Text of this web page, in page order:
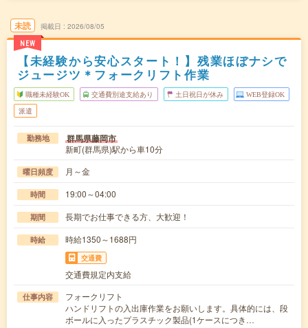
未読
NEW
掲載日 2026/08/05
【未経験から安心スタート！】残業ほぼナシで
ジュージツ＊フォークリフト作業
職種未経験OK 交通費別途支給あり 土日祝日が休み WEB登録OK
派遣
勤務地 群馬県藤岡市
新町(群馬県)駅から車10分
曜日頻度 月～金
時間 19:00～04:00
期間 長期でお仕事できる方、大歓迎！
時給 時給1350～1688円
交通費
交通費規定内支給
仕事内容
フォークリフト
ハンドリフトの入出庫作業をお願いします。具体的には、段
ボールに入ったプラスチック製品(1ケースにつき…